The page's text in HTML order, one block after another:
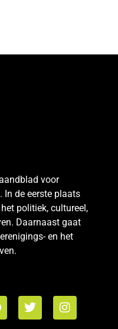
voor
In de eerste plaats
politiek, cultureel,
Daarnaast gaat
en het